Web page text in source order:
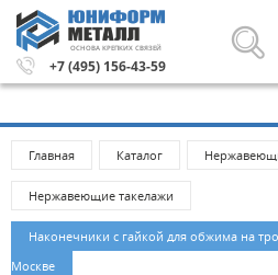
ОСНОВА КРЕПКИХ СВЯЗЕЙ
+7 (495) 156-43-59
5000 рублей.Метизы и
Главная Каталог
Нержавеющие такелажи
Наконечники с гайкой для обжима на
Москве